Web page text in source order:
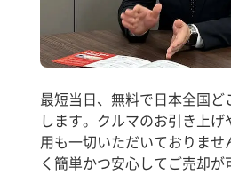
最短当日、無料で日本全国
します。クルマのお引き上
用も一切いただいておりま
く簡単かつ安心してご売却が